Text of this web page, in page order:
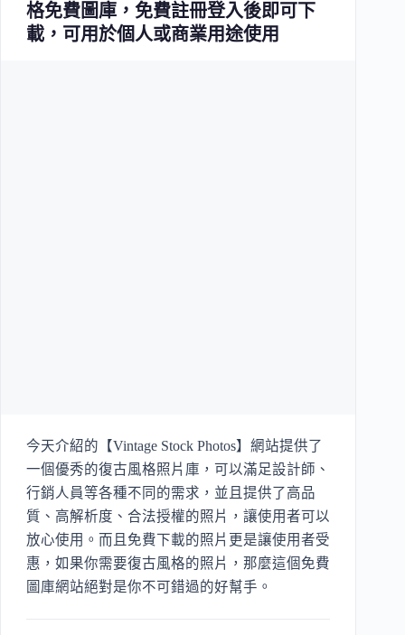
格免費圖庫，免費註冊登入後即可下
載，可用於個人或商業用途使用
今天介紹的【Vintage Stock Photos】網站提供了
一個優秀的復古風格照片庫，可以滿足設計師、
行銷人員等各種不同的需求，並且提供了高品
質、高解析度、合法授權的照片，讓使用者可以
放心使用。而且免費下載的照片更是讓使用者受
惠，如果你需要復古風格的照片，那麼這個免費
圖庫網站絕對是你不可錯過的好幫手。